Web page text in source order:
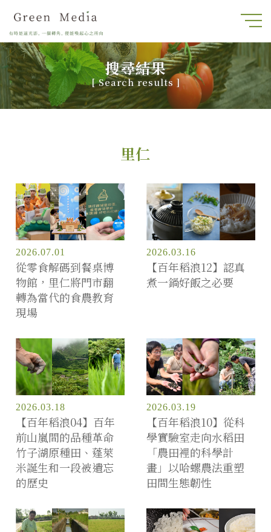
搜尋結果
[Search results]
里仁
2026.07.01
從零食解碼到餐桌博
物館，里仁將門市翻
轉為當代的食農教育
現場
2026.03.16
【百年稻浪12】認真
煮一鍋好飯之必要
2026.03.18
【百年稻浪04】百年
前山嵐間的品種革命
竹子湖原種田、蓬萊
米誕生和一段被遺忘
的歷史
2026.03.19
【百年稻浪10】從科
學實驗室走向水稻田
「農田裡的科學計
畫」以哈螺農法重塑
田間生態韌性